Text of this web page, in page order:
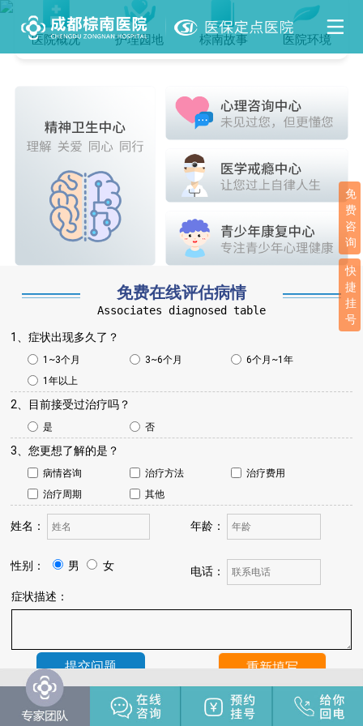
医院概况 护理园地 棕南故事 医院环境
免费在线评估病情
Associates diagnosed table
1、症状出现多久了？
1~3个月 3~6个月
6个月~1年
1年以上
2、目前接受过治疗吗？
是 否
3、您更想了解的是？
病情咨询 治疗方法
治疗费用
治疗周期
其他
姓名： 年龄：
性别： 男 女
电话：
症状描述：
温馨提示：
我院将于24小时内与您联系，请保持手机畅通，注
意来电。
免
费
咨
询
快
捷
挂
号